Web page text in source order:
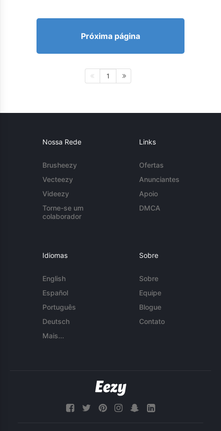
Próxima página
1
Nossa Rede
Brusheezy
Vecteezy
Videezy
Torne-se um
colaborador
Links
Ofertas
Anunciantes
Apoio
DMCA
Idiomas
English
Español
Português
Deutsch
Mais...
Sobre
Sobre
Equipe
Blogue
Contato